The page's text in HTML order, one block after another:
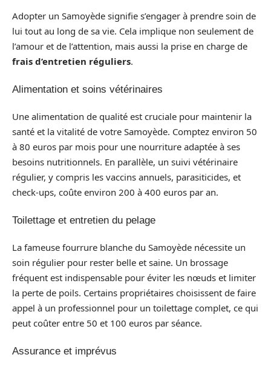
Adopter un Samoyède signifie s’engager à prendre soin de
lui tout au long de sa vie. Cela implique non seulement de
l’amour et de l’attention, mais aussi la prise en charge de
frais d’entretien réguliers.
Alimentation et soins vétérinaires
Une alimentation de qualité est cruciale pour maintenir la
santé et la vitalité de votre Samoyède. Comptez environ 50
à 80 euros par mois pour une nourriture adaptée à ses
besoins nutritionnels. En parallèle, un suivi vétérinaire
régulier, y compris les vaccins annuels, parasiticides, et
check-ups, coûte environ 200 à 400 euros par an.
Toilettage et entretien du pelage
La fameuse fourrure blanche du Samoyède nécessite un
soin régulier pour rester belle et saine. Un brossage
fréquent est indispensable pour éviter les nœuds et limiter
la perte de poils. Certains propriétaires choisissent de faire
appel à un professionnel pour un toilettage complet, ce qui
peut coûter entre 50 et 100 euros par séance.
Assurance et imprévus